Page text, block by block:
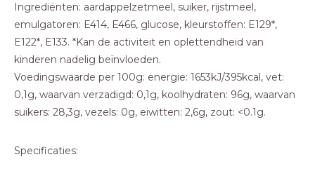
Ingrediënten: aardappelzetmeel, suiker, rijstmeel,
emulgatoren: E414, E466, glucose, kleurstoffen: E129*,
E122*, E133. *Kan de activiteit en oplettendheid van
kinderen nadelig beïnvloeden.
Voedingswaarde per 100g: energie: 1653kJ/395kcal, vet:
0,1g, waarvan verzadigd: 0,1g, koolhydraten: 96g, waarvan
suikers: 28,3g, vezels: 0g, eiwitten: 2,6g, zout: <0.1g.
Specificaties: